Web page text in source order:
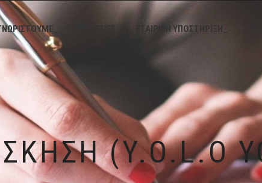
ΕΤΑΙΡΙΚΗ ΥΠΟΣΤΗΡΙΞΗ_